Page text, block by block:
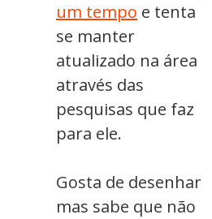
um tempo e tenta
se manter
atualizado na área
através das
pesquisas que faz
para ele.
Gosta de desenhar
mas sabe que não